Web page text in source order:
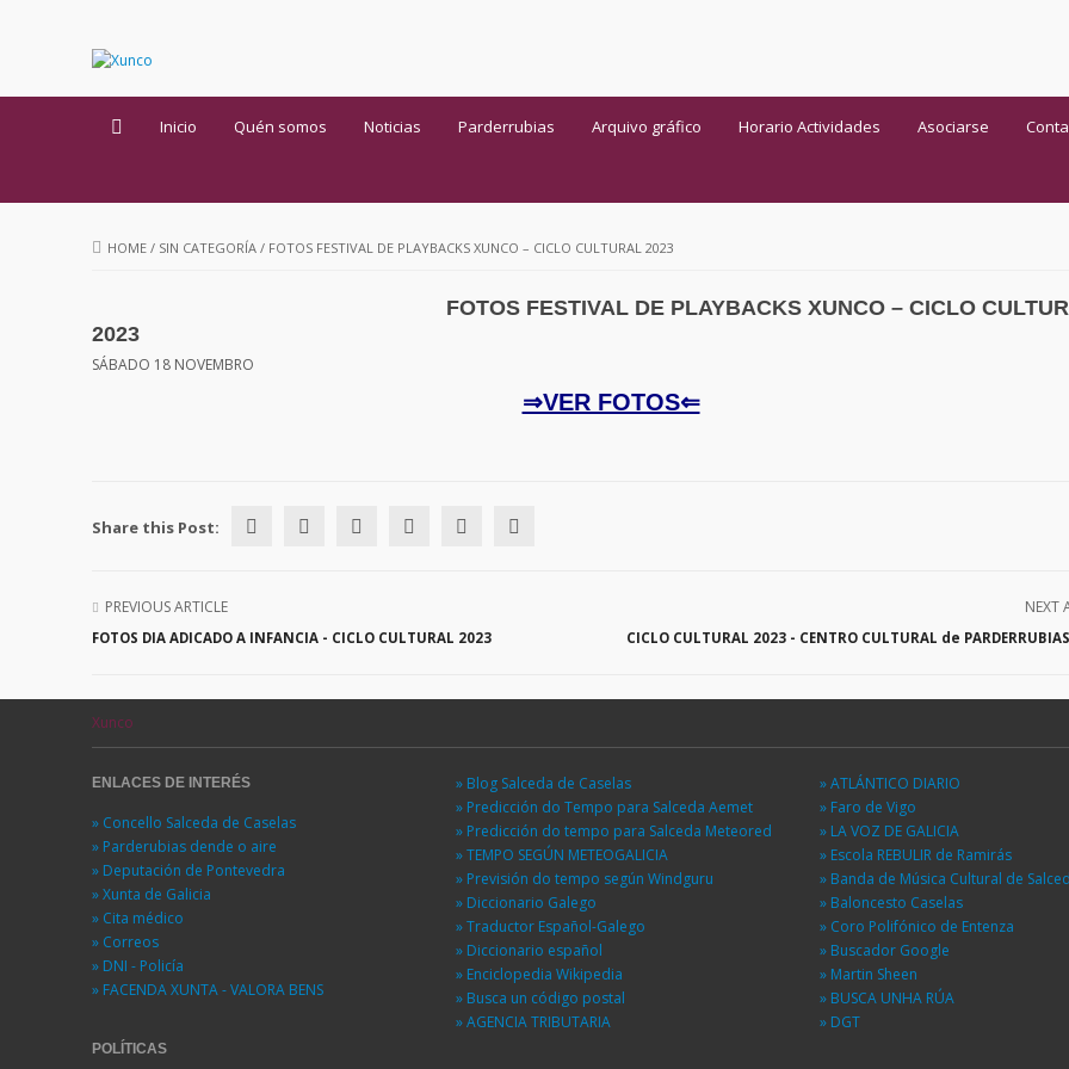
Inicio Quén somos Noticias Parderrubias Arquivo gráfico Horario Actividades Asociarse
HOME / SIN CATEGORÍA / FOTOS FESTIVAL DE PLAYBACKS XUNCO – CICLO CULTURAL 2023
FOTOS FESTIVAL DE PLAYBACKS XUNCO – CICLO
2023
SÁBADO 18 NOVEMBRO
⇒VER FOTOS⇐
Share this Post:
PREVIOUS ARTICLE
FOTOS DIA ADICADO A INFANCIA - CICLO CULTURAL 2023
NEXT
CICLO CULTURAL 2023 - CENTRO CULTURAL de
Xunco
ENLACES DE INTERÉS
» Concello Salceda de Caselas
» Parderubias dende o aire
» Deputación de Pontevedra
» Xunta de Galicia
» Cita médico
» Correos
» DNI - Policía
» FACENDA XUNTA - VALORA BENS
POLÍTICAS
» Blog Salceda de Caselas
» Predicción do Tempo para Salceda Aemet
» Predicción do tempo para Salceda Meteored
» TEMPO SEGÚN METEOGALICIA
» Previsión do tempo según Windguru
» Diccionario Galego
» Traductor Español-Galego
» Diccionario español
» Enciclopedia Wikipedia
» Busca un código postal
» AGENCIA TRIBUTARIA
» ATLÁNTICO DIARIO
» Faro de Vigo
» LA VOZ DE GALICIA
» Escola REBULIR de Ramirás
» Banda de Música Cultural de
» Baloncesto Caselas
» Coro Polifónico de Entenza
» Buscador Google
» Martin Sheen
» BUSCA UNHA RÚA
» DGT